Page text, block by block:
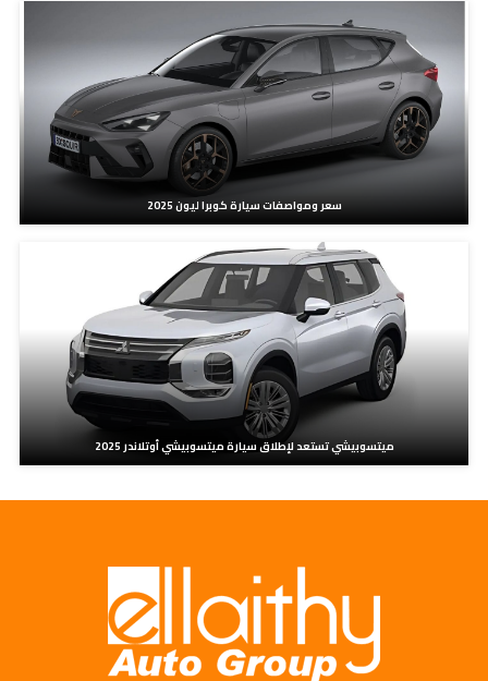
سعر ومواصفات سيارة كوبرا ليون 2025
ميتسوبيشي تستعد لإطلاق سيارة ميتسوبيشي أوتلاندر 2025